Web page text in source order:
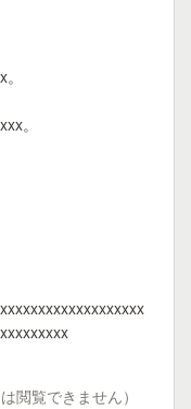
。
閲覧できません）